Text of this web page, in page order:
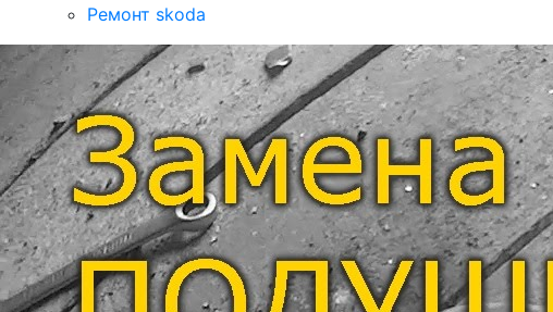
Ремонт skoda